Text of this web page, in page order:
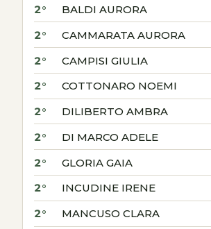
2° BALDI AURORA
2° CAMMARATA AURORA
2° CAMPISI GIULIA
2° COTTONARO NOEMI
2° DILIBERTO AMBRA
2° DI MARCO ADELE
2° GLORIA GAIA
2° INCUDINE IRENE
2° MANCUSO CLARA